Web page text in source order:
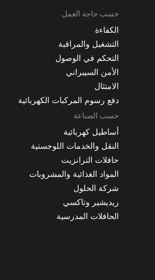
حسب حاجة العمل
الكفاءة
التشغيل والمراقبة
التحكم في الوصول
الأمن السيبراني
الامتثال
دفع رسوم المركبات الكهربائية
حسب الصناعة
أساطيل كهربائية
النقل والخدمات اللوجستية
حافلات الترانزيت
المواد الغذائية والمشروبات
شركة الحلول
ريديشير وتاكسي
الحافلات المدرسية